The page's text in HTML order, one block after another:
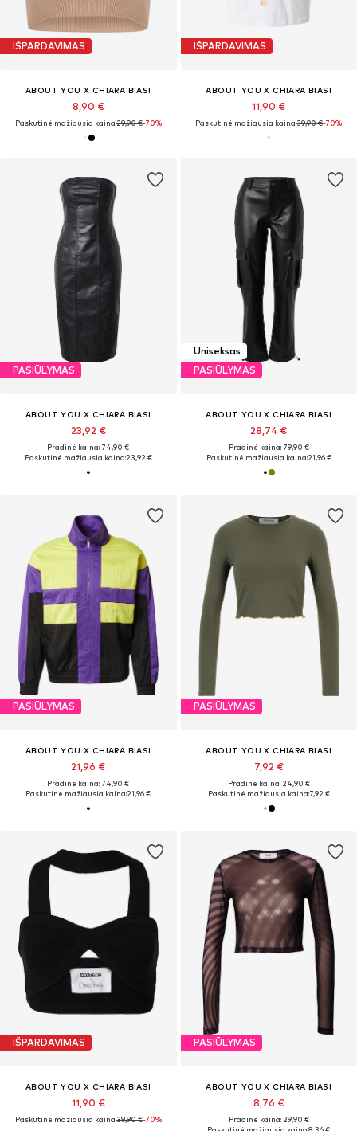
IŠPARDAVIMAS
ABOUT YOU X CHIARA BIASI
8,90 €
Paskutinė mažiausia kaina:29,90 €-70%
IŠPARDAVIMAS
ABOUT YOU X CHIARA BIASI
11,90 €
Paskutinė mažiausia kaina:39,90 €-70%
PASIŪLYMAS
ABOUT YOU X CHIARA BIASI
23,92 €
Pradinė kaina: 74,90 €
Paskutinė mažiausia kaina:23,92 €
Uniseksas
PASIŪLYMAS
ABOUT YOU X CHIARA BIASI
28,74 €
Pradinė kaina: 79,90 €
Paskutinė mažiausia kaina:21,96 €
PASIŪLYMAS
ABOUT YOU X CHIARA BIASI
21,96 €
Pradinė kaina: 74,90 €
Paskutinė mažiausia kaina:21,96 €
PASIŪLYMAS
ABOUT YOU X CHIARA BIASI
7,92 €
Pradinė kaina: 24,90 €
Paskutinė mažiausia kaina:7,92 €
IŠPARDAVIMAS
ABOUT YOU X CHIARA BIASI
11,90 €
Paskutinė mažiausia kaina:39,90 €-70%
PASIŪLYMAS
ABOUT YOU X CHIARA BIASI
8,76 €
Pradinė kaina: 29,90 €